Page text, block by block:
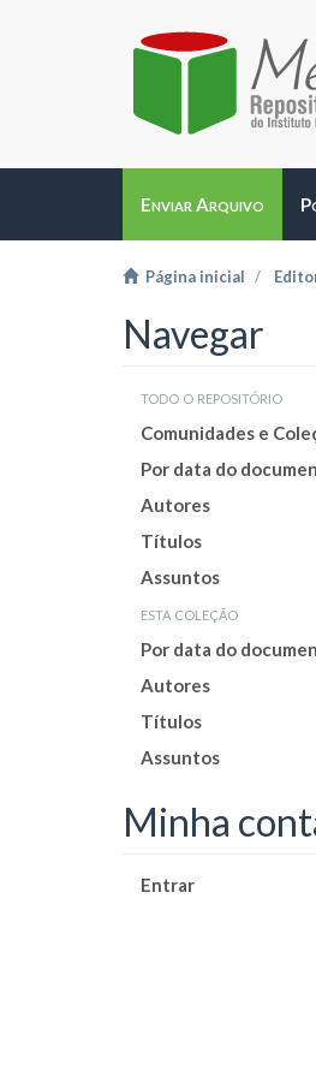
Enviar Arquivo
Página inicial
Navegar
todo o repositório
Comunidades e
Por data do
Autores
Títulos
Assuntos
esta coleção
Por data do
Autores
Títulos
Assuntos
Minha
Entrar